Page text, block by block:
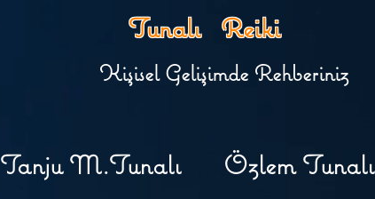
Tunalı Reiki
Kişisel Gelişimde Rehberiniz
Tanju M.Tunalı Özlem Tunalı